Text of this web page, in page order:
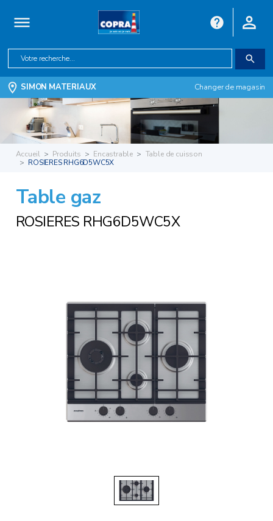
SIMON MATERIAUX Changer de magasin
Accueil Produits Encastrable
Table de cuisson
ROSIERES RHG6D5WC5X
Table gaz
ROSIERES RHG6D5WC5X